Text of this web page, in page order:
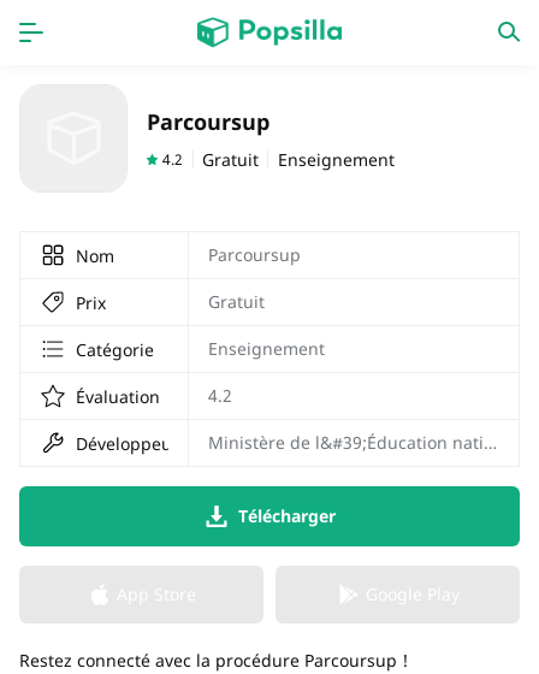
Derniers ajouts
Parcoursup
4.2 Gratuit Enseignement
Nom Parcoursup
Prix Gratuit
Catégorie Enseignement
Évaluation 4.2
Développeur Ministère de l&#39;Éducation nationale
Télécharger
Restez connecté avec la procédure Parcoursup !